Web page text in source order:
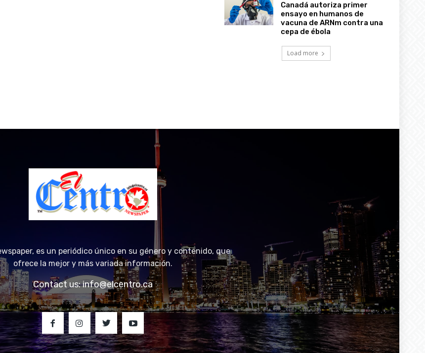
Canadá autoriza primer
ensayo en humanos de
vacuna de ARNm contra una
cepa de ébola
Load more
es un periódico único en su género y contenido, que
ofrece la mejor y más variada información.
Contact us:info@elcentro.ca